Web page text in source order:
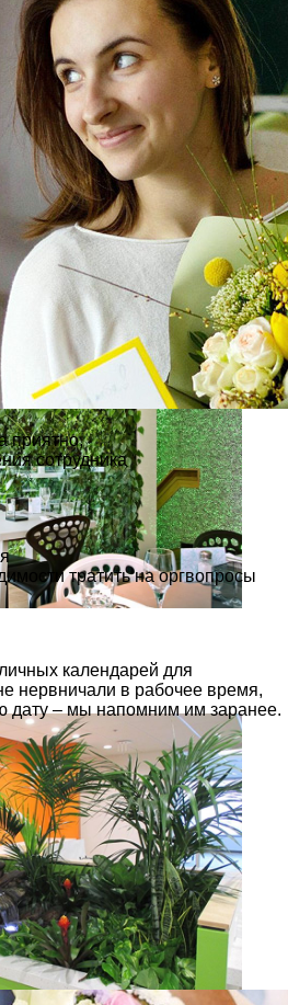
приятно,
сотрудника
тратить на оргвопросы
календарей для
нервничали в рабочее время,
дату – мы напомним им заранее.